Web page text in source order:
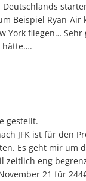
Beispiel Ryan-Air
York fliegen… Sehr
hätte….
gestellt.
JFK ist für den
Es geht mir um
zeitlich eng
21 für